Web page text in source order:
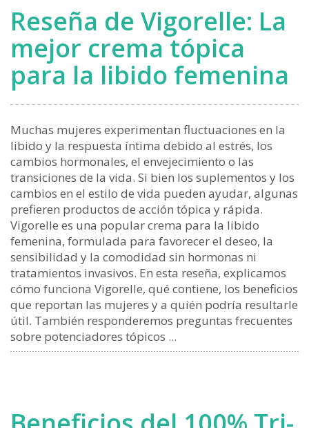
Reseña de Vigorelle: La
mejor crema tópica
para la libido femenina
Muchas mujeres experimentan fluctuaciones en la
libido y la respuesta íntima debido al estrés, los
cambios hormonales, el envejecimiento o las
transiciones de la vida. Si bien los suplementos y los
cambios en el estilo de vida pueden ayudar, algunas
prefieren productos de acción tópica y rápida.
Vigorelle es una popular crema para la libido
femenina, formulada para favorecer el deseo, la
sensibilidad y la comodidad sin hormonas ni
tratamientos invasivos. En esta reseña, explicamos
cómo funciona Vigorelle, qué contiene, los beneficios
que reportan las mujeres y a quién podría resultarle
útil. También responderemos preguntas frecuentes
sobre potenciadores tópicos ...